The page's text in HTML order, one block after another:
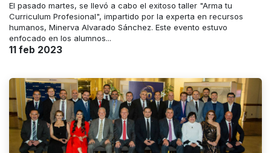
El pasado martes, se llevó a cabo el exitoso taller "Arma tu
Curriculum Profesional", impartido por la experta en recursos
humanos, Minerva Alvarado Sánchez. Este evento estuvo
enfocado en los alumnos...
11 feb 2023